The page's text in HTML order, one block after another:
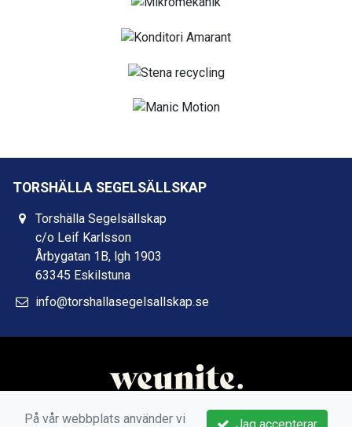
TORSHÄLLA SEGELSÄLLSKAP
Torshälla Segelsällskap
c/o Leif Karlsson
Årbygatan 1B, lgh 1903
63345 Eskilstuna
info@torshallasegelsallskap.se
På vår webbplats använder vi